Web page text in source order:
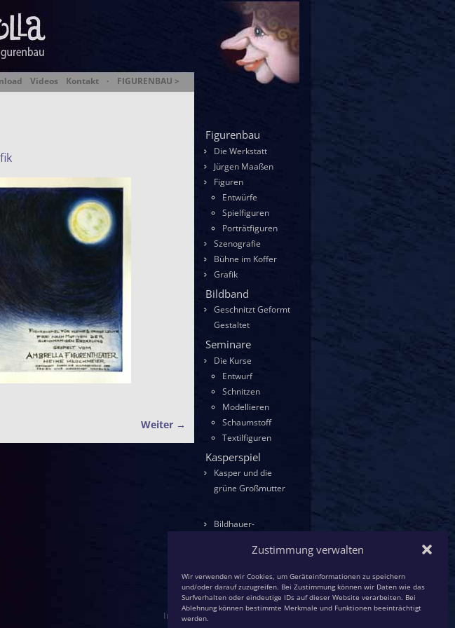
Zustimmung verwalten
Wir verwenden wir Cookies, um Geräteinformationen zu speichern
und/oder darauf zuzugreifen. Bei Zustimmung können wir Daten wie das
Surfverhalten oder eindeutige IDs auf dieser Website verarbeiten. Bei
Ablehnung können bestimmte Merkmale und Funktionen beeinträchtigt
werden.
Videos Kontakt · FIGURENBAU >
& Figurenbau
Weiter →
Figurenbau
Die Werkstatt
Jürgen Maaßen
Figuren
Entwürfe
Spielfiguren
Porträtfiguren
Szenografie
Bühne im Koffer
Grafik
Bildband
Geschnitzt Geformt
Gestaltet
Seminare
Die Kurse
Entwurf
Schnitzen
Modellieren
Schaumstoff
Textilfiguren
Kasperspiel
Kasper und die
grüne Großmutter
Bildhauer-
Impressum / Datenschutz